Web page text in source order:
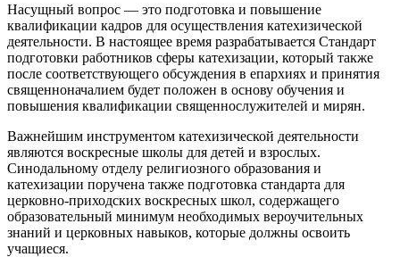
Насущный вопрос — это подготовка и повышение
квалификации кадров для осуществления катехизической
деятельности. В настоящее время разрабатывается Стандарт
подготовки работников сферы катехизации, который также
после соответствующего обсуждения в епархиях и принятия
священноначалием будет положен в основу обучения и
повышения квалификации священнослужителей и мирян.
Важнейшим инструментом катехизической деятельности
являются воскресные школы для детей и взрослых.
Синодальному отделу религиозного образования и
катехизации поручена также подготовка стандарта для
церковно-приходских воскресных школ, содержащего
образовательный минимум необходимых вероучительных
знаний и церковных навыков, которые должны освоить
учащиеся.